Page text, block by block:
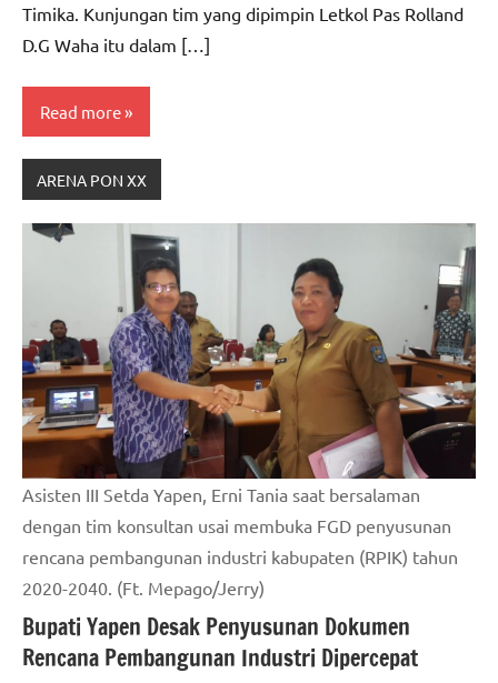
Timika. Kunjungan tim yang dipimpin Letkol Pas Rolland
D.G Waha itu dalam […]
Read more
ARENA PON XX
Asisten III Setda Yapen, Erni Tania saat bersalaman
dengan tim konsultan usai membuka FGD penyusunan
rencana pembangunan industri kabupaten (RPIK) tahun
2020-2040. (Ft. Mepago/Jerry)
Bupati Yapen Desak Penyusunan Dokumen
Rencana Pembangunan Industri Dipercepat